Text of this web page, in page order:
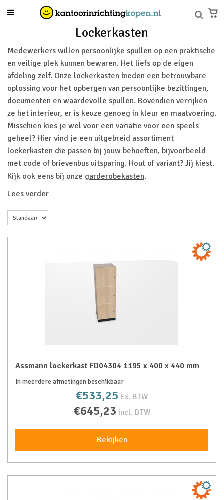
Lockerkasten
Medewerkers willen persoonlijke spullen op een praktische
en veilige plek kunnen bewaren. Het liefs op de eigen
afdeling zelf. Onze lockerkasten bieden een betrouwbare
oplossing voor het opbergen van persoonlijke bezittingen,
documenten en waardevolle spullen. Bovendien verrijken
ze het interieur, er is keuze genoeg in kleur en maatvoering.
Misschien kies je wel voor een variatie voor een speels
geheel? Hier vind je een uitgebreid assortiment
lockerkasten die passen bij jouw behoeften, bijvoorbeeld
met code of brievenbus uitsparing. Hout of variant? Jij kiest.
Kijk ook eens bij onze garderobekasten.
Lees verder
Assmann lockerkast FD04304 1195 x 400 x 440 mm
In meerdere afmetingen beschikbaar
€533,25 Ex. BTW
€645,23 incl. BTW
Bekijken